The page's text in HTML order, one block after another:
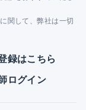
関して、弊社は一切
録はこちら
ログイン